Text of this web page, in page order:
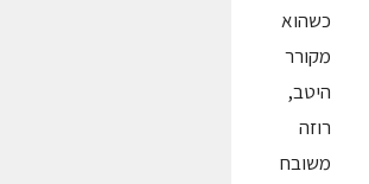
כשהוא
מקורר
היטב,
רוזה
משובח